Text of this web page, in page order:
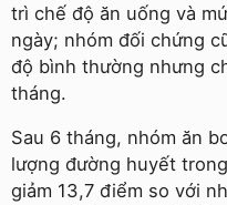
trì chế độ ăn uống và
ngày; nhóm đối chứng
độ bình thường nhưng
tháng.
Sau 6 tháng, nhóm ăn
lượng đường huyết
giảm 13,7 điểm so với